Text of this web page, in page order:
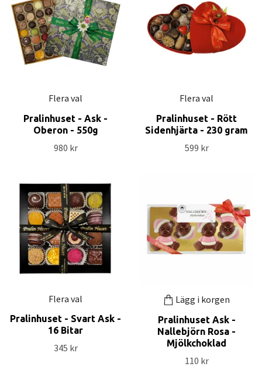
Flera val
Pralinhuset - Ask -
Oberon - 550g
980 kr
Flera val
Pralinhuset - Rött
Sidenhjärta - 230 gram
599 kr
Flera val
Pralinhuset - Svart Ask -
16 Bitar
345 kr
Lägg i korgen
Pralinhuset Ask -
Nallebjörn Rosa -
Mjölkchoklad
110 kr